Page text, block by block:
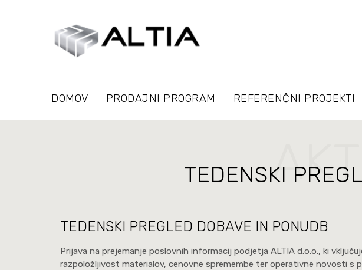
DOMOV PRODAJNI PROGRAM REFERENČNI PROJEKTI
TEDENSKI
TEDENSKI PREGLED DOBAVE IN PONUDB
Prijava na prejemanje poslovnih informacij podjetja ALTIA d.o.o., ki
razpoložljivost materialov, cenovne spremembe ter operativne novosti s